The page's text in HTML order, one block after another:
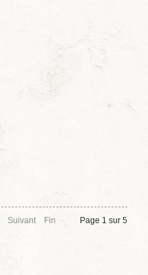
Page 1 sur 5
Suivant Fin